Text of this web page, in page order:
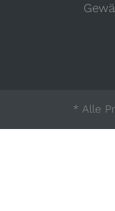
* Alle